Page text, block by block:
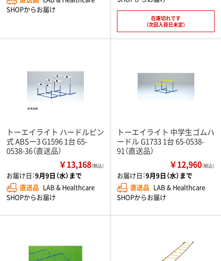
SHOPからお届け
在庫切れです
（次回入荷日未定）
トーエイライト ハードルピン
式 ABSー3 G1596 1台 65-
0538-36（直送品）
￥13,168（税込）
お届け日：9月9日（水）まで
直送品 LAB & Healthcare
SHOPからお届け
トーエイライト 中学生ゴムハ
ードル G1733 1台 65-0538-
91（直送品）
￥12,960（税込）
お届け日：9月9日（水）まで
直送品 LAB & Healthcare
SHOPからお届け